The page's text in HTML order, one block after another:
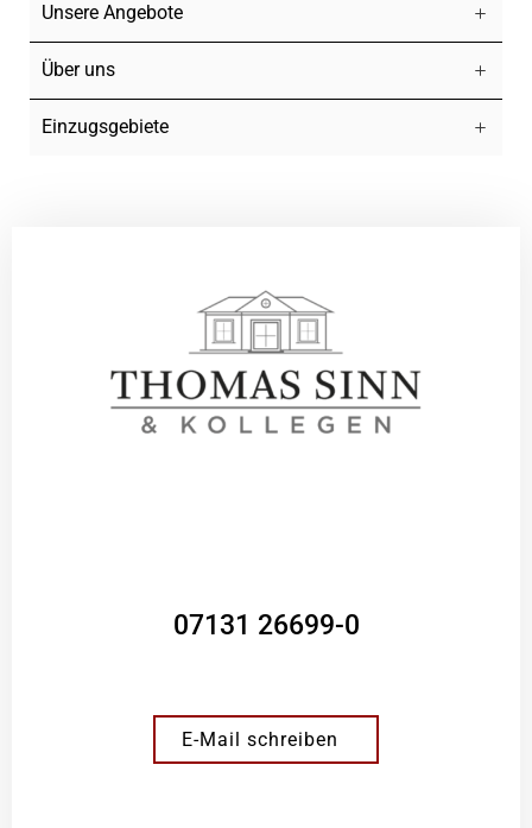
Unsere Angebote
Über uns
Einzugsgebiete
07131 26699-0
E-Mail schreiben